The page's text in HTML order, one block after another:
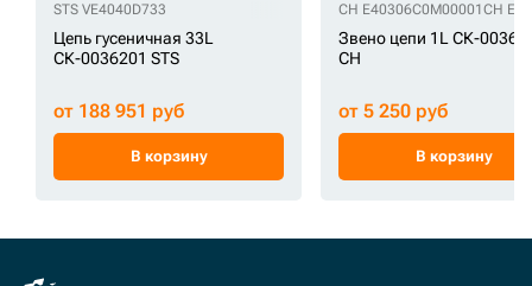
STS VE4040D733
Цепь гусеничная 33L
СК-0036201 STS
от 188 951 руб
В корзину
CH E40306C0M00001 CH
Звено цепи 1L СК-
CH
от 5 250 руб
В корзину